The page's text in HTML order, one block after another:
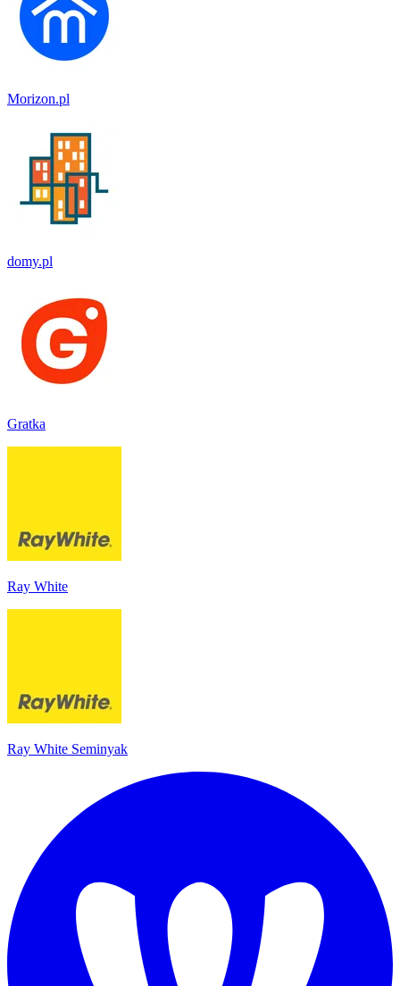
Morizon.pl
domy.pl
Gratka
Ray White
Ray White Seminyak